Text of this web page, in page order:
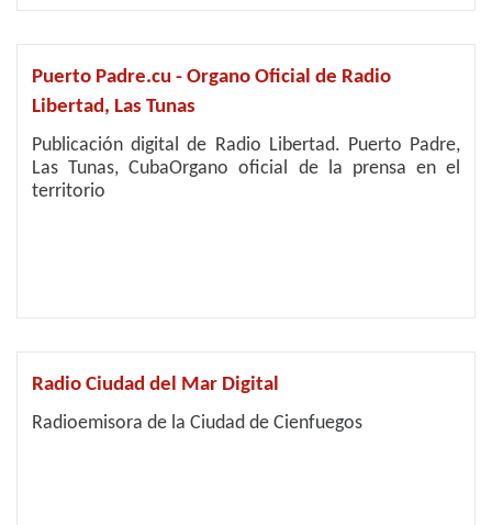
Puerto Padre.cu - Organo Oficial de Radio
Libertad, Las Tunas
Publicación digital de Radio Libertad. Puerto Padre,
Las Tunas, CubaOrgano oficial de la prensa en el
territorio
Radio Ciudad del Mar Digital
Radioemisora de la Ciudad de Cienfuegos